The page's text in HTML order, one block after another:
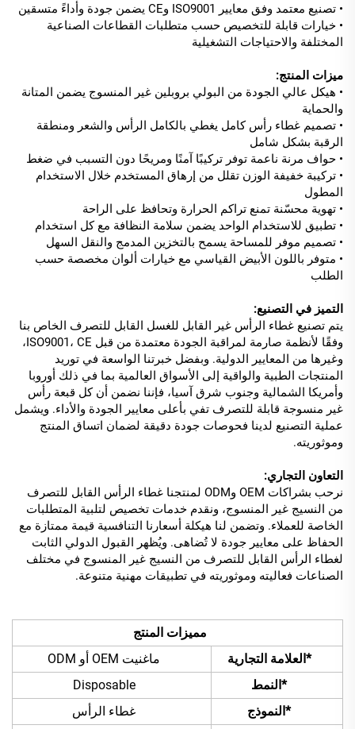
• تصنيع معتمد وفق معايير ISO9001 وCE يضمن جودة وأداءً متسقين
• خيارات قابلة للتخصيص حسب متطلبات القطاعات الصناعية
المختلفة والاحتياجات التشغيلية
ميزات المنتج:
• هيكل عالي الجودة من البولي بروبلين غير المنسوج يضمن المتانة
والحماية
• تصميم غطاء رأس كامل يغطي بالكامل الرأس والشعر ومنطقة
الرقبة بشكل شامل
• حواف مرنة ناعمة توفر تركيبًا آمنًا ومريحًا دون التسبب في ضغط
• تركيبة خفيفة الوزن تقلل من إرهاق المستخدم خلال الاستخدام
المطول
• تهوية محسّنة تمنع تراكم الحرارة وتحافظ على الراحة
• تطبيق للاستخدام الواحد يضمن سلامة النظافة مع كل استخدام
• تصميم موفر للمساحة يسمح بالتخزين المدمج والنقل السهل
• متوفر باللون الأبيض القياسي مع خيارات ألوان مخصصة حسب
الطلب
التميز في التصنيع:
يتم تصنيع غطاء الرأس غير القابل للغسل القابل للتصرف الخاص بنا
وفقًا لأنظمة صارمة لمراقبة الجودة معتمدة من قبل ISO9001، CE،
وغيرها من المعايير الدولية. وبفضل خبرتنا الواسعة في توريد
المنتجات الطبية والواقية إلى الأسواق العالمية بما في ذلك أوروبا
وأمريكا الشمالية وجنوب شرق آسيا، فإننا نضمن أن كل قبعة رأس
غير منسوجة قابلة للتصرف تفي بأعلى معايير الجودة والأداء. ويشمل
عملية التصنيع لدينا فحوصات جودة دقيقة لضمان اتساق المنتج
وموثوريته.
التعاون التجاري:
نرحب بشراكات OEM وODM لمنتجنا غطاء الرأس القابل للتصرف
من النسيج غير المنسوج، ونقدم خدمات تخصيص لتلبية المتطلبات
الخاصة للعملاء. وتضمن لنا هيكلة أسعارنا التنافسية قيمة ممتازة مع
الحفاظ على معايير جودة لا تُضاهى. ويُظهر القبول الدولي الثابت
لغطاء الرأس القابل للتصرف من النسيج غير المنسوج في مختلف
الصناعات فعاليته وموثوريته في تطبيقات مهنية متنوعة.
مميزات المنتج
*العلامة التجارية
ماغنيت OEM أو ODM
*النمط
Disposable
*النموذج
غطاء الرأس